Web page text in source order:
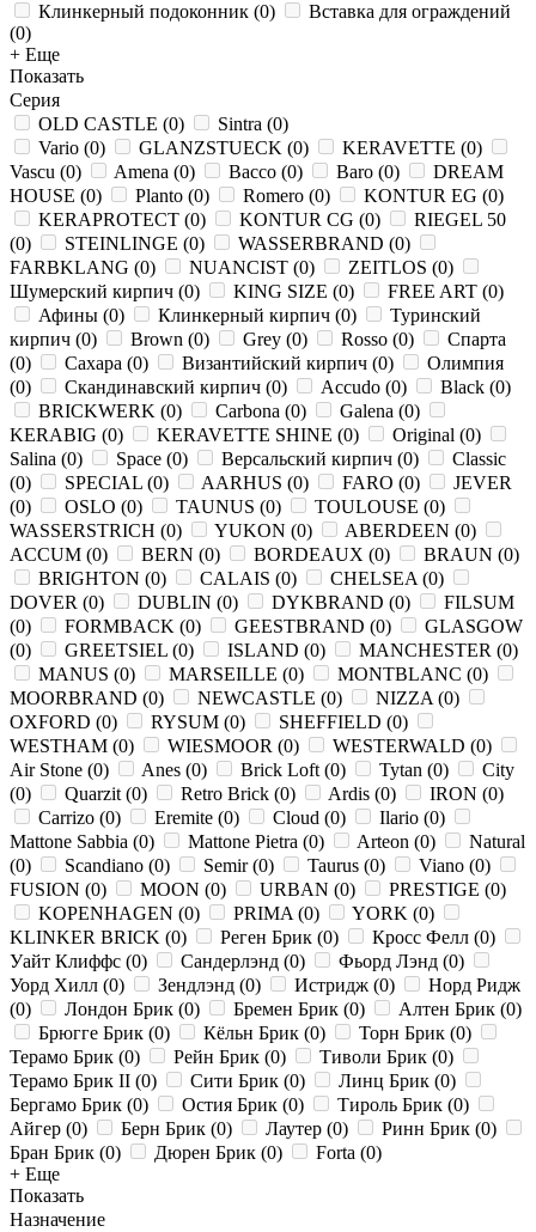
Клинкерный подоконник (0)
Вставка для ограждений
(0)
+ Еще
Показать
Серия
OLD CASTLE (0) Sintra (0)
Vario (0) GLANZSTUECK (0) KERAVETTE (0)
Vascu (0) Amena (0) Bacco (0) Baro (0)
DREAM
HOUSE (0) Planto (0) Romero (0) KONTUR EG (0)
KERAPROTECT (0) KONTUR СG (0)
RIEGEL 50
(0) STEINLINGE (0) WASSERBRAND (0)
FARBKLANG (0) NUANCIST (0) ZEITLOS (0)
Шумерский кирпич (0) KING SIZE (0) FREE ART (0)
Афины (0) Клинкерный кирпич (0)
Туринский
кирпич (0) Brown (0) Grey (0) Rosso (0)
Спарта
(0) Сахара (0) Византийский кирпич (0)
Олимпия
(0) Скандинавский кирпич (0) Accudo (0) Black (0)
BRICKWERK (0) Carbona (0) Galena (0)
KERABIG (0) KERAVETTE SHINE (0) Original (0)
Salina (0) Space (0) Версальский кирпич (0)
Classic
(0) SPECIAL (0) AARHUS (0) FARO (0)
JEVER
(0) OSLO (0) TAUNUS (0) TOULOUSE (0)
WASSERSTRICH (0) YUKON (0) ABERDEEN (0)
ACCUM (0) BERN (0) BORDEAUX (0) BRAUN (0)
BRIGHTON (0) CALAIS (0) CHELSEA (0)
DOVER (0) DUBLIN (0) DYKBRAND (0)
FILSUM
(0) FORMBACK (0) GEESTBRAND (0)
GLASGOW
(0) GREETSIEL (0) ISLAND (0) MANCHESTER (0)
MANUS (0) MARSEILLE (0) MONTBLANC (0)
MOORBRAND (0) NEWCASTLE (0) NIZZA (0)
OXFORD (0) RYSUM (0) SHEFFIELD (0)
WESTHAM (0) WIESMOOR (0) WESTERWALD (0)
Air Stone (0) Anes (0) Brick Loft (0) Tytan (0)
City
(0) Quarzit (0) Retro Brick (0) Ardis (0) IRON (0)
Carrizo (0) Eremite (0) Cloud (0) Ilario (0)
Mattone Sabbia (0) Mattone Pietra (0) Arteon (0)
Natural
(0) Scandiano (0) Semir(0) Taurus (0) Viano (0)
FUSION (0) MOON (0) URBAN (0) PRESTIGE (0)
KOPENHAGEN (0) PRIMA (0) YORK (0)
KLINKER BRICK (0) Реген Брик (0) Кросс Фелл (0)
Уайт Клиффс (0) Сандерлэнд (0) Фьорд Лэнд (0)
Уорд Хилл (0) Зендлэнд (0) Истридж (0)
Норд Ридж
(0) Лондон Брик (0) Бремен Брик (0) Алтен Брик (0)
Брюгге Брик (0) Кёльн Брик (0) Торн Брик (0)
Терамо Брик (0) Рейн Брик (0) Тиволи Брик (0)
Терамо Брик II (0) Сити Брик (0) Линц Брик (0)
Бергамо Брик (0) Остия Брик (0) Тироль Брик (0)
Айгер (0) Берн Брик (0) Лаутер (0) Ринн Брик (0)
Бран Брик (0) Дюрен Брик (0) Forta (0)
+ Еще
Показать
Назначение